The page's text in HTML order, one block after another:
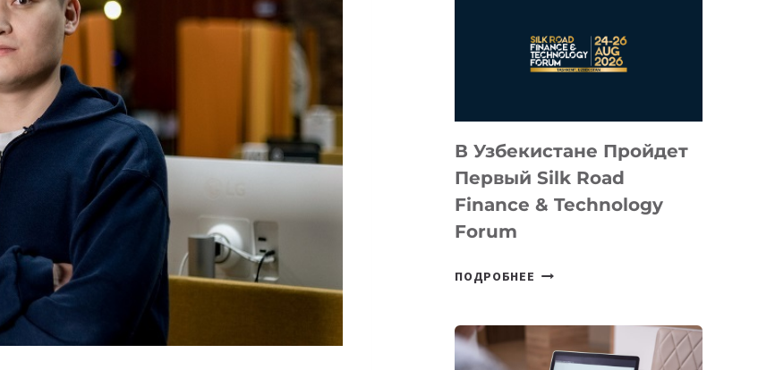
СТАРТАП
NACE.AI
В Узбекистане Пройдет
Первый Silk Road
Finance & Technology
Forum
ПОДРОБНЕЕ
SILK